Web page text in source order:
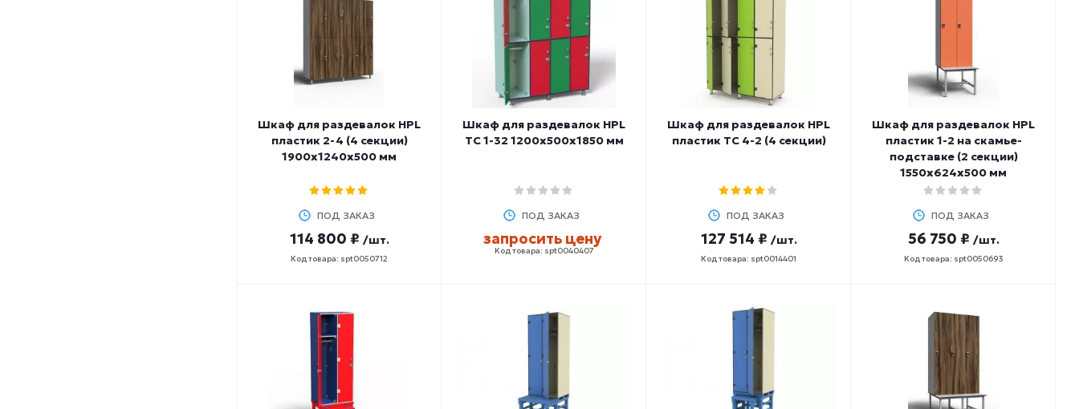
Шкаф для раздевалок HPL
пластик 2-4 (4 секции)
1900х1240х500 мм
ПОД ЗАКАЗ
114 800 ₽ /шт.
Код товара: spt0050712
Шкаф для раздевалок HPL
ТС 1-32 1200х500х1850 мм
ПОД ЗАКАЗ
запросить цену
Код товара: spt0040407
Шкаф для раздевалок HPL
пластик ТС 4-2 (4 секции)
ПОД ЗАКАЗ
127 514 ₽ /шт.
Код товара: spt0014401
Шкаф для раздевалок HPL
пластик 1-2 на скамье-
подставке (2 секции)
1550х624х500 мм
ПОД ЗАКАЗ
56 750 ₽ /шт.
Код товара: spt0050693